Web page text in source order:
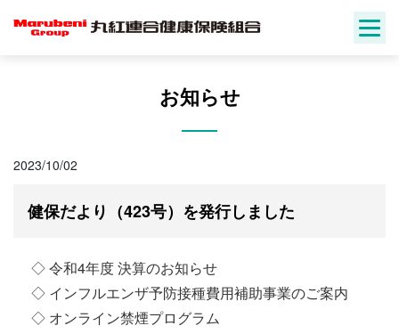
お知らせ
2023/10/02
健保だより（423号）を発行しました
◇ 令和4年度 決算のお知らせ
◇ インフルエンザ予防接種費用補助事業のご案内
◇ オンライン禁煙プログラム